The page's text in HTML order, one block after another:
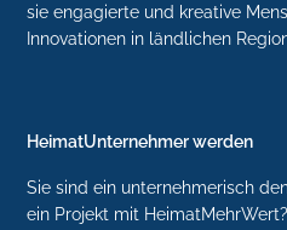
sie engagierte und kreative
Innovationen in ländlichen
HeimatUnternehmer werden
Sie sind ein unternehmerisch
ein Projekt mit